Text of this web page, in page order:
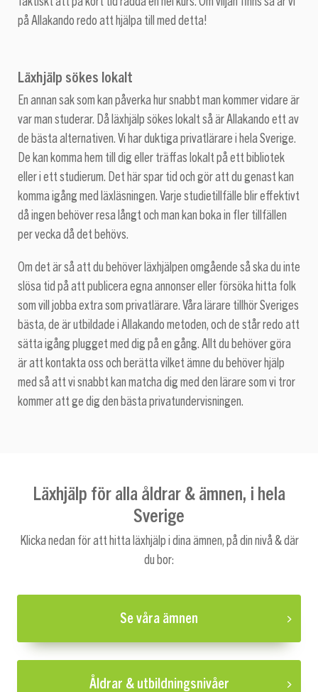
på Allakando redo att hjälpa till med detta!
Läxhjälp sökes lokalt
En annan sak som kan påverka hur snabbt man kommer vidare är
var man studerar. Då läxhjälp sökes lokalt så är Allakando ett av
de bästa alternativen. Vi har duktiga privatlärare i hela Sverige.
De kan komma hem till dig eller träffas lokalt på ett bibliotek
eller i ett studierum. Det här spar tid och gör att du genast kan
komma igång med läxläsningen. Varje studietillfälle blir effektivt
då ingen behöver resa långt och man kan boka in fler tillfällen
per vecka då det behövs.
Om det är så att du behöver läxhjälpen omgående så ska du inte
slösa tid på att publicera egna annonser eller försöka hitta folk
som vill jobba extra som privatlärare. Våra lärare tillhör Sveriges
bästa, de är utbildade i Allakando metoden, och de står redo att
sätta igång plugget med dig på en gång. Allt du behöver göra
är att kontakta oss och berätta vilket ämne du behöver hjälp
med så att vi snabbt kan matcha dig med den lärare som vi tror
kommer att ge dig den bästa privatundervisningen.
Läxhjälp för alla åldrar & ämnen, i hela
Sverige
Klicka nedan för att hitta läxhjälp i dina ämnen, på din nivå & där
du bor:
Se våra ämnen
Åldrar & utbildningsnivåer